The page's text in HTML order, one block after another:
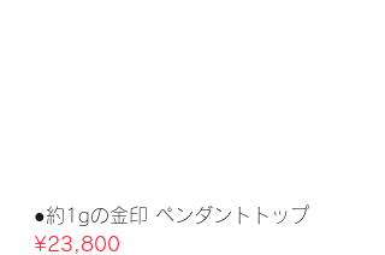
●約1gの金印 ペンダントトップ
¥23,800